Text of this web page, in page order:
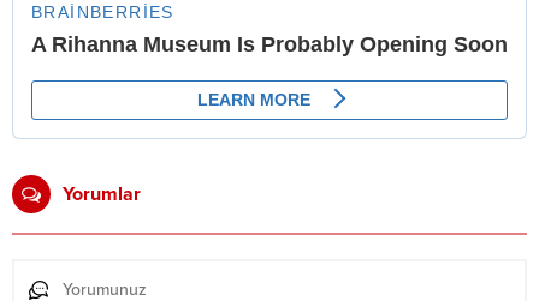
Yorumlar